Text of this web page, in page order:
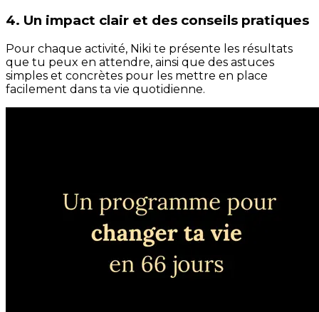
4. Un impact clair et des conseils pratiques
Pour chaque activité, Niki te présente les résultats
que tu peux en attendre, ainsi que des astuces
simples et concrètes pour les mettre en place
facilement dans ta vie quotidienne.